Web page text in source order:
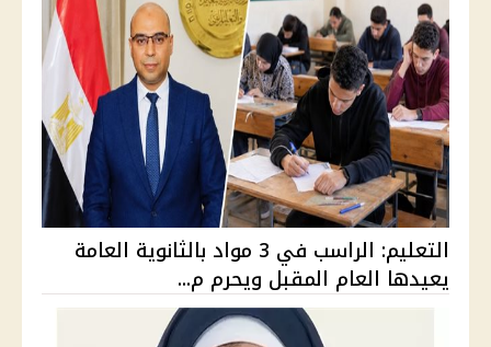
التعليم: الراسب في 3 مواد بالثانوية العامة
يعيدها العام المقبل ويحرم م...